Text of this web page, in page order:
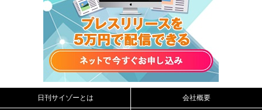
日刊サイゾーとは 会社概要